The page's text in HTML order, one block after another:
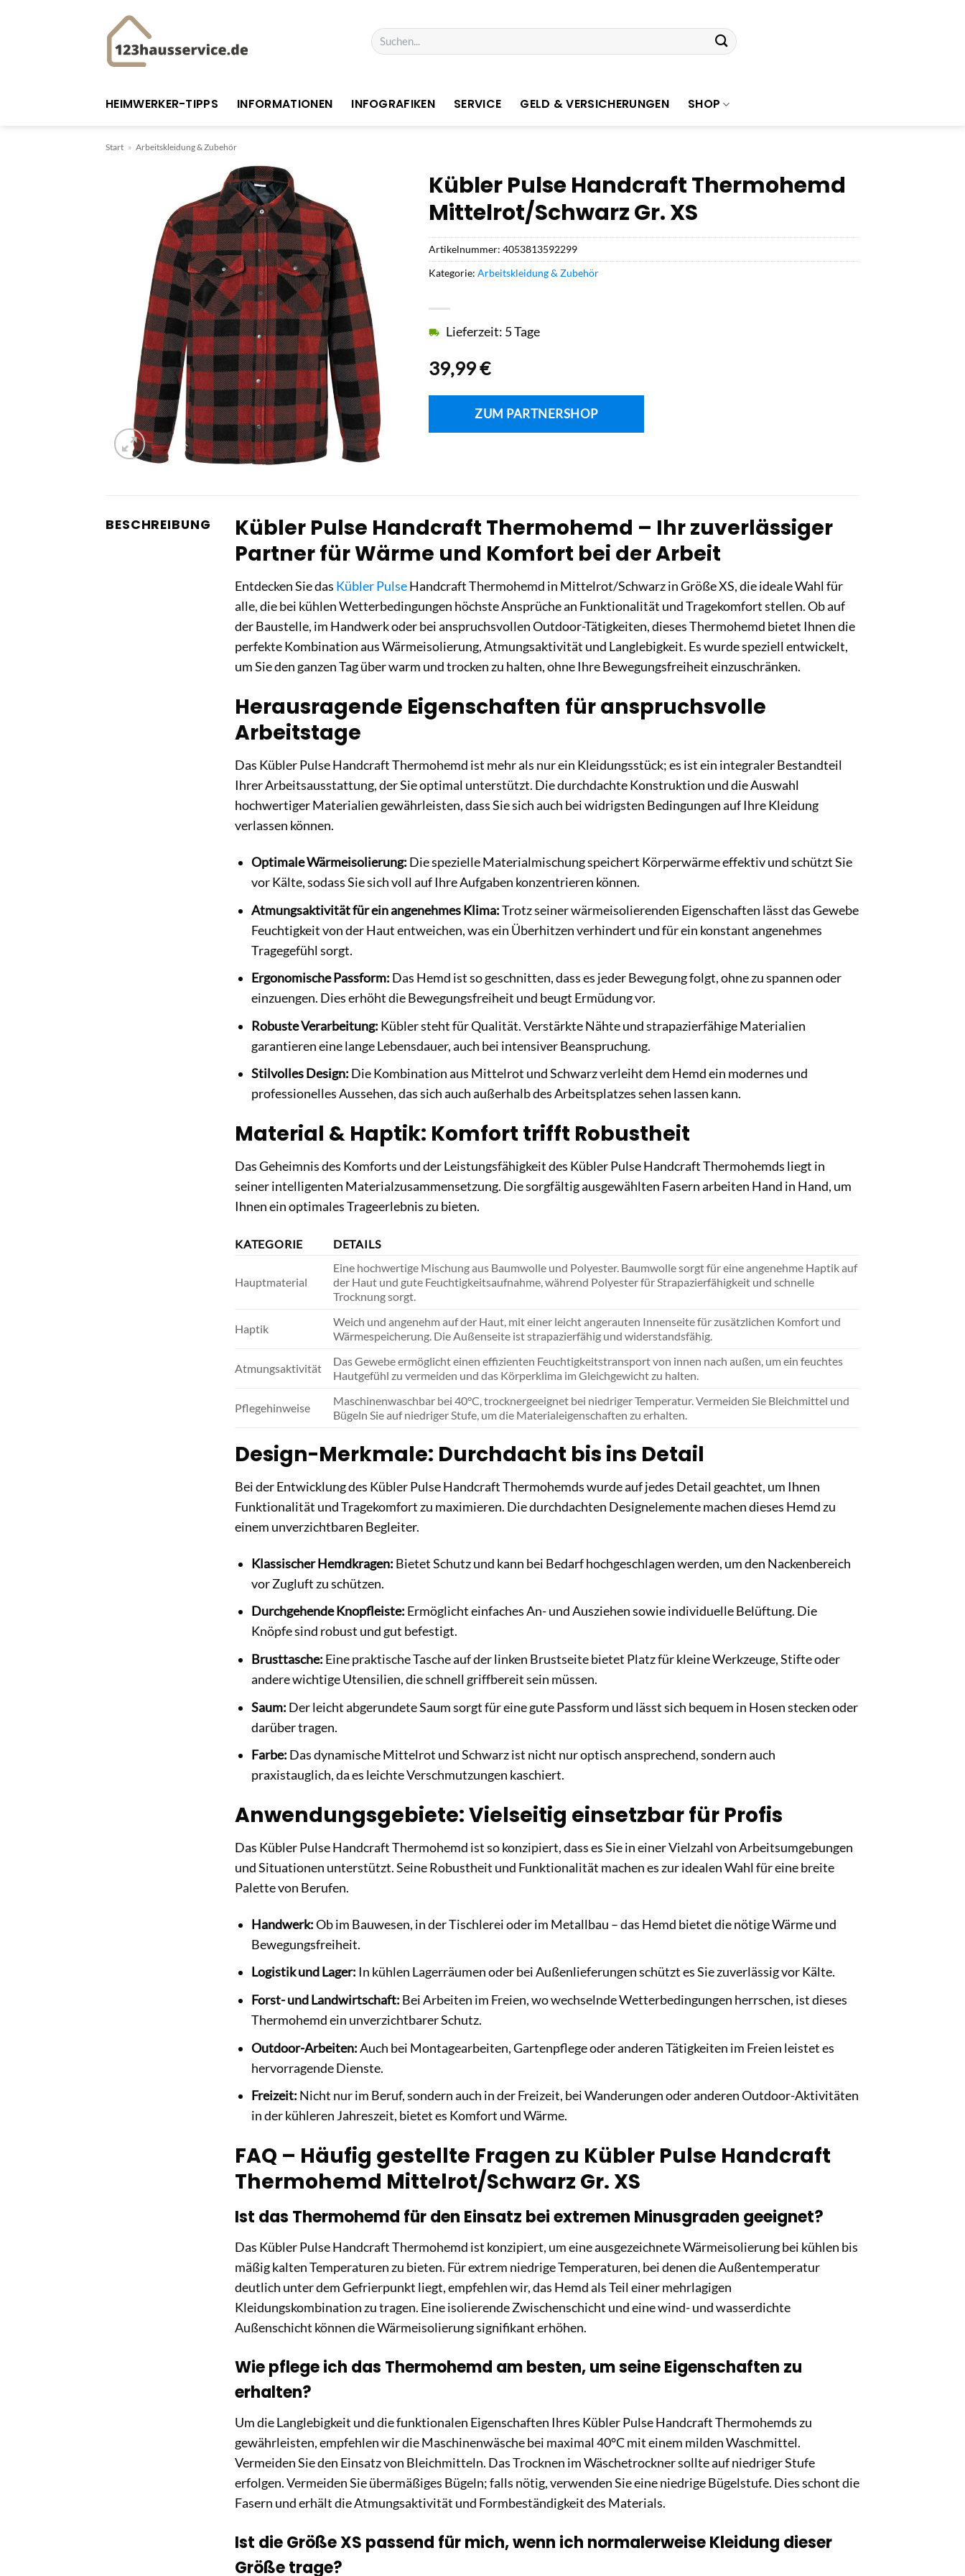
Suchen
nach:
HEIMWERKER-TIPPS INFORMATIONEN INFOGRAFIKEN SERVICE GELD & VERSICHERUNGEN SHOP
Start » Arbeitskleidung & Zubehör
Kübler Pulse Handcraft Thermohemd
Mittelrot/Schwarz Gr. XS
39,99€
Lieferzeit: 5 Tage
ZUM PARTNERSHOP
Artikelnummer: 4053813592299
Kategorie: Arbeitskleidung & Zubehör
BESCHREIBUNG
Kübler Pulse Handcraft Thermohemd – Ihr zuverlässiger
Partner für Wärme und Komfort bei der Arbeit
Entdecken Sie das Kübler PulseHandcraft Thermohemd in Mittelrot/Schwarz in Größe XS, die ideale Wahl für
alle, die bei kühlen Wetterbedingungen höchste Ansprüche an Funktionalität und Tragekomfort stellen. Ob auf
der Baustelle, im Handwerk oder bei anspruchsvollen Outdoor-Tätigkeiten, dieses Thermohemd bietet Ihnen die
perfekte Kombination aus Wärmeisolierung, Atmungsaktivität und Langlebigkeit. Es wurde speziell entwickelt,
um Sie den ganzen Tag über warm und trocken zu halten, ohne Ihre Bewegungsfreiheit einzuschränken.
Herausragende Eigenschaften für anspruchsvolle
Arbeitstage
Das Kübler Pulse Handcraft Thermohemd ist mehr als nur ein Kleidungsstück; es ist ein integraler Bestandteil
Ihrer Arbeitsausstattung, der Sie optimal unterstützt. Die durchdachte Konstruktion und die Auswahl
hochwertiger Materialien gewährleisten, dass Sie sich auch bei widrigsten Bedingungen auf Ihre Kleidung
verlassen können.
Optimale Wärmeisolierung: Die spezielle Materialmischung speichert Körperwärme effektiv und schützt Sie
vor Kälte, sodass Sie sich voll auf Ihre Aufgaben konzentrieren können.
Atmungsaktivität für ein angenehmes Klima:Trotz seiner wärmeisolierenden Eigenschaften lässt das Gewebe
Feuchtigkeit von der Haut entweichen, was ein Überhitzen verhindert und für ein konstant angenehmes
Tragegefühl sorgt.
Ergonomische Passform: Das Hemd ist so geschnitten, dass es jeder Bewegung folgt, ohne zu spannen oder
einzuengen. Dies erhöht die Bewegungsfreiheit und beugt Ermüdung vor.
Robuste Verarbeitung: Kübler steht für Qualität. Verstärkte Nähte und strapazierfähige Materialien
garantieren eine lange Lebensdauer, auch bei intensiver Beanspruchung.
Stilvolles Design: Die Kombination aus Mittelrot und Schwarz verleiht dem Hemd ein modernes und
professionelles Aussehen, das sich auch außerhalb des Arbeitsplatzes sehen lassen kann.
Material & Haptik: Komfort trifft Robustheit
Das Geheimnis des Komforts und der Leistungsfähigkeit des Kübler Pulse Handcraft Thermohemds liegt in
seiner intelligenten Materialzusammensetzung. Die sorgfältig ausgewählten Fasern arbeiten Hand in Hand, um
Ihnen ein optimales Trageerlebnis zu bieten.
KATEGORIE DETAILS
Hauptmaterial
Eine hochwertige Mischung aus Baumwolle und Polyester. Baumwolle sorgt für eine angenehme Haptik auf
der Haut und gute Feuchtigkeitsaufnahme, während Polyester für Strapazierfähigkeit und schnelle
Trocknung sorgt.
Haptik
Weich und angenehm auf der Haut, mit einer leicht angerauten Innenseite für zusätzlichen Komfort und
Wärmespeicherung. Die Außenseite ist strapazierfähig und widerstandsfähig.
Atmungsaktivität
Das Gewebe ermöglicht einen effizienten Feuchtigkeitstransport von innen nach außen, um ein feuchtes
Hautgefühl zu vermeiden und das Körperklima im Gleichgewicht zu halten.
Pflegehinweise
Maschinenwaschbar bei 40°C, trocknergeeignet bei niedriger Temperatur. Vermeiden Sie Bleichmittel und
Bügeln Sie auf niedriger Stufe, um die Materialeigenschaften zu erhalten.
Design-Merkmale: Durchdacht bis ins Detail
Bei der Entwicklung des Kübler Pulse Handcraft Thermohemds wurde auf jedes Detail geachtet, um Ihnen
Funktionalität und Tragekomfort zu maximieren. Die durchdachten Designelemente machen dieses Hemd zu
einem unverzichtbaren Begleiter.
Klassischer Hemdkragen: Bietet Schutz und kann bei Bedarf hochgeschlagen werden, um den Nackenbereich
vor Zugluft zu schützen.
Durchgehende Knopfleiste: Ermöglicht einfaches An- und Ausziehen sowie individuelle Belüftung. Die
Knöpfe sind robust und gut befestigt.
Brusttasche: Eine praktische Tasche auf der linken Brustseite bietet Platz für kleine Werkzeuge, Stifte oder
andere wichtige Utensilien, die schnell griffbereit sein müssen.
Saum: Der leicht abgerundete Saum sorgt für eine gute Passform und lässt sich bequem in Hosen stecken oder
darüber tragen.
Farbe: Das dynamische Mittelrot und Schwarz ist nicht nur optisch ansprechend, sondern auch
praxistauglich, da es leichte Verschmutzungen kaschiert.
Anwendungsgebiete: Vielseitig einsetzbar für Profis
Das Kübler Pulse Handcraft Thermohemd ist so konzipiert, dass es Sie in einer Vielzahl von Arbeitsumgebungen
und Situationen unterstützt. Seine Robustheit und Funktionalität machen es zur idealen Wahl für eine breite
Palette von Berufen.
Handwerk:Ob im Bauwesen, in der Tischlerei oder im Metallbau – das Hemd bietet die nötige Wärme und
Bewegungsfreiheit.
Logistik und Lager: In kühlen Lagerräumen oder bei Außenlieferungen schützt es Sie zuverlässig vor Kälte.
Forst- und Landwirtschaft: Bei Arbeiten im Freien, wo wechselnde Wetterbedingungen herrschen, ist dieses
Thermohemd ein unverzichtbarer Schutz.
Outdoor-Arbeiten:Auch bei Montagearbeiten, Gartenpflege oder anderen Tätigkeiten im Freien leistet es
hervorragende Dienste.
Freizeit: Nicht nur im Beruf, sondern auch in der Freizeit, bei Wanderungen oder anderen Outdoor-Aktivitäten
in der kühleren Jahreszeit, bietet es Komfort und Wärme.
FAQ – Häufig gestellte Fragen zu Kübler Pulse Handcraft
Thermohemd Mittelrot/Schwarz Gr. XS
Ist das Thermohemd für den Einsatz bei extremen Minusgraden geeignet?
Das Kübler Pulse Handcraft Thermohemd ist konzipiert, um eine ausgezeichnete Wärmeisolierung bei kühlen bis
mäßig kalten Temperaturen zu bieten. Für extrem niedrige Temperaturen, bei denen die Außentemperatur
deutlich unter dem Gefrierpunkt liegt, empfehlen wir, das Hemd als Teil einer mehrlagigen
Kleidungskombination zu tragen. Eine isolierende Zwischenschicht und eine wind- und wasserdichte
Außenschicht können die Wärmeisolierung signifikant erhöhen.
Wie pflege ich das Thermohemd am besten, um seine Eigenschaften zu
erhalten?
Um die Langlebigkeit und die funktionalen Eigenschaften Ihres Kübler Pulse Handcraft Thermohemds zu
gewährleisten, empfehlen wir die Maschinenwäsche bei maximal 40°C mit einem milden Waschmittel.
Vermeiden Sie den Einsatz von Bleichmitteln. Das Trocknen im Wäschetrockner sollte auf niedriger Stufe
erfolgen. Vermeiden Sie übermäßiges Bügeln; falls nötig, verwenden Sie eine niedrige Bügelstufe. Dies schont die
Fasern und erhält die Atmungsaktivität und Formbeständigkeit des Materials.
Ist die Größe XS passend für mich, wenn ich normalerweise Kleidung dieser
Größe trage?